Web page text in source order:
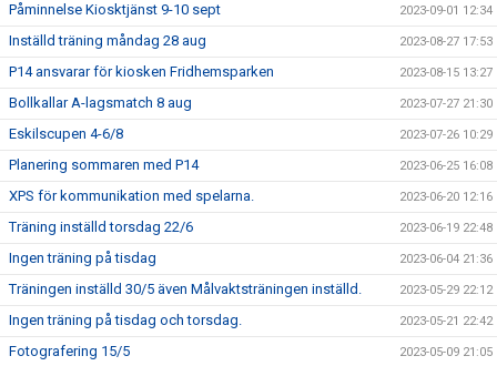
Påminnelse Kiosktjänst 9-10 sept 2023-09-01 12:34
Inställd träning måndag 28 aug 2023-08-27 17:53
P14 ansvarar för kiosken Fridhemsparken 2023-08-15 13:27
Bollkallar A-lagsmatch 8 aug 2023-07-27 21:30
Eskilscupen 4-6/8 2023-07-26 10:29
Planering sommaren med P14 2023-06-25 16:08
XPS för kommunikation med spelarna. 2023-06-20 12:16
Träning inställd torsdag 22/6 2023-06-19 22:48
Ingen träning på tisdag 2023-06-04 21:36
Träningen inställd 30/5 även Målvaktsträningen inställd. 2023-05-29 22:12
Ingen träning på tisdag och torsdag. 2023-05-21 22:42
Fotografering 15/5 2023-05-09 21:05